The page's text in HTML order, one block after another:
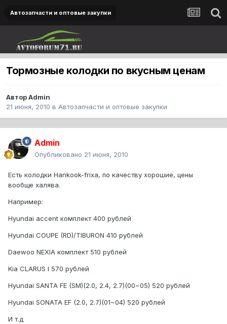
Автозапчасти и оптовые закупки
Тормозные колодки по вкусным ценам
АвторAdmin
21 июня, 2010 в Автозапчасти и оптовые закупки
Admin
Опубликовано 21 июня, 2010
Есть колодки Hankook-frixa, по качеству хорошие, цены
вообще халява.
Например:
Hyundai accent комплект 400 рублей
Hyundai COUPE (RD)/TIBURON 410 рублей
Daewoo NEXIA комплект 510 рублей
Kia CLARUS I 570 рублей
Hyundai SANTA FE (SM)(2.0, 2.4, 2.7)(00~05) 520 рублей
Hyundai SONATA EF (2.0, 2.7)(01~04) 520 рублей
И т.д